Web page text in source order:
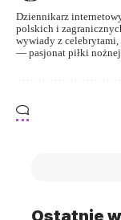
Dziennikarz
polskich i
wywiady z
— pasjonat piłki
Ostatnie